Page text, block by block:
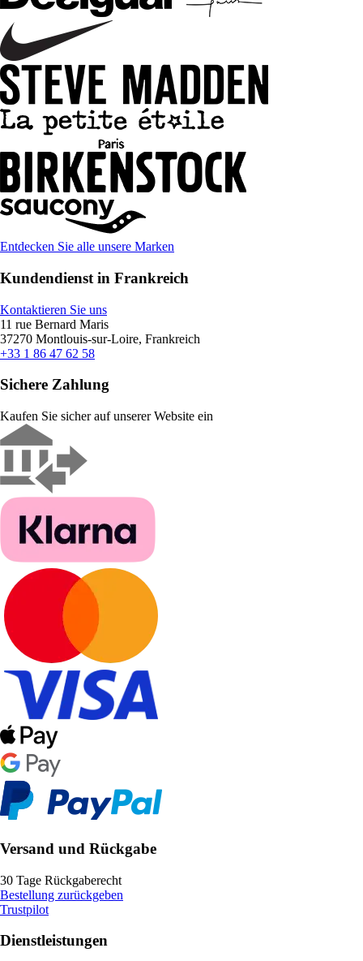
Entdecken Sie alle unsere Marken
Kundendienst in Frankreich
Kontaktieren Sie uns
11 rue Bernard Maris
37270 Montlouis-sur-Loire, Frankreich
+33 1 86 47 62 58
Sichere Zahlung
Kaufen Sie sicher auf unserer Website ein
Versand und Rückgabe
30 Tage Rückgaberecht
Bestellung zurückgeben
Trustpilot
Dienstleistungen